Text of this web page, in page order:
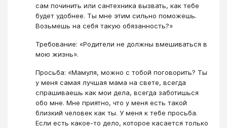
сам починить или сантехника вызвать, как тебе
будет удобнее. Ты мне этим сильно поможешь.
Возьмешь на себя такую обязанность?»
Требование: «Родители не должны вмешиваться в
мою жизнь».
Просьба: «Мамуля, можно с тобой поговорить? Ты
у меня самая лучшая мама на свете, всегда
спрашиваешь как мои дела, всегда заботишься
обо мне. Мне приятно, что у меня есть такой
близкий человек как ты. У меня к тебе просьба.
Если есть какое-то дело, которое касается только